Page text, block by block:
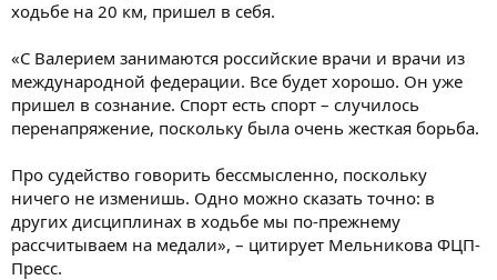
ходьбе на 20 км, пришел в себя.
«С Валерием занимаются российские врачи и врачи из
международной федерации. Все будет хорошо. Он уже
пришел в сознание. Спорт есть спорт – случилось
перенапряжение, поскольку была очень жесткая борьба.
Про судейство говорить бессмысленно, поскольку
ничего не изменишь. Одно можно сказать точно: в
других дисциплинах в ходьбе мы по-прежнему
рассчитываем на медали», – цитирует Мельникова ФЦП-
Пресс.